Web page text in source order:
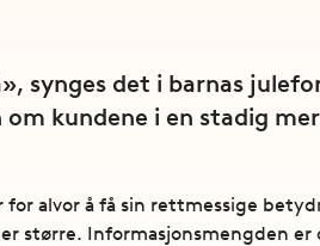
synges det i barnas
kundene i en stadig
alvor å få sin rettmessige
større. Informasjonsmengden